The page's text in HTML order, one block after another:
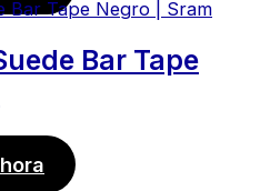
Bar Tape